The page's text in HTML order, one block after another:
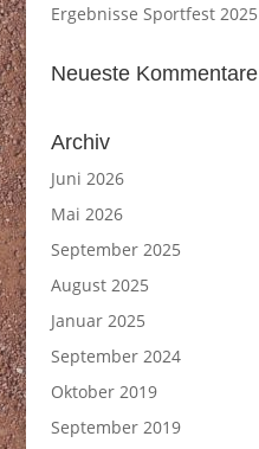
Ergebnisse Sportfest 2025
Neueste Kommentare
Archiv
Juni 2026
Mai 2026
September 2025
August 2025
Januar 2025
September 2024
Oktober 2019
September 2019